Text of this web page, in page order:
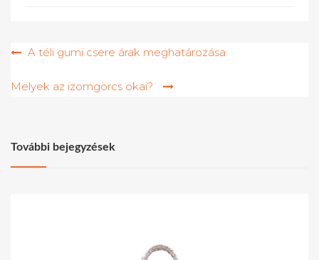
Bejegyzés
A téli gumi csere árak meghatározása
Melyek az izomgörcs okai?
További bejegyzések